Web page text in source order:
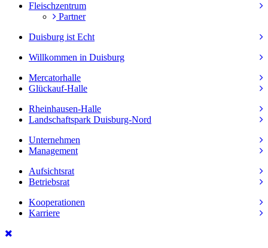
Fleischzentrum
Partner
Duisburg ist Echt
Willkommen in Duisburg
Mercatorhalle
Glückauf-Halle
Rheinhausen-Halle
Landschaftspark Duisburg-Nord
Unternehmen
Management
Aufsichtsrat
Betriebsrat
Kooperationen
Karriere